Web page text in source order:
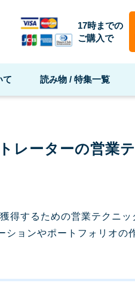
17時までの
ご購入で
て 読み物 / 特集一覧
レーターの営業
得するための営業テクニ
ョンやポートフォリオ